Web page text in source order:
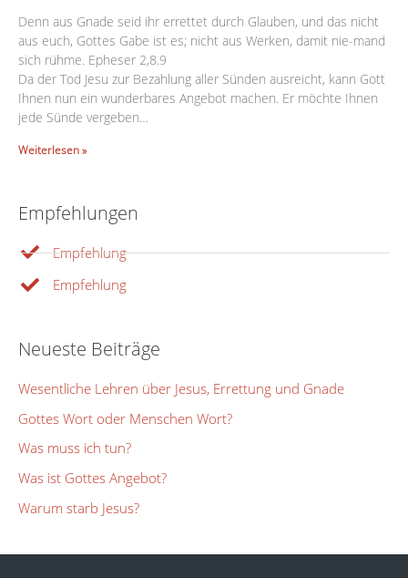
Denn aus Gnade seid ihr errettet durch Glauben, und das nicht
aus euch, Gottes Gabe ist es; nicht aus Werken, damit nie-mand
sich rühme. Epheser 2,8.9
Da der Tod Jesu zur Bezahlung aller Sünden ausreicht, kann Gott
Ihnen nun ein wunderbares Angebot machen. Er möchte Ihnen
jede Sünde vergeben…
Weiterlesen »
Empfehlungen
Empfehlung
Empfehlung
Neueste Beiträge
Wesentliche Lehren über Jesus, Errettung und Gnade
Gottes Wort oder Menschen Wort?
Was muss ich tun?
Was ist Gottes Angebot?
Warum starb Jesus?